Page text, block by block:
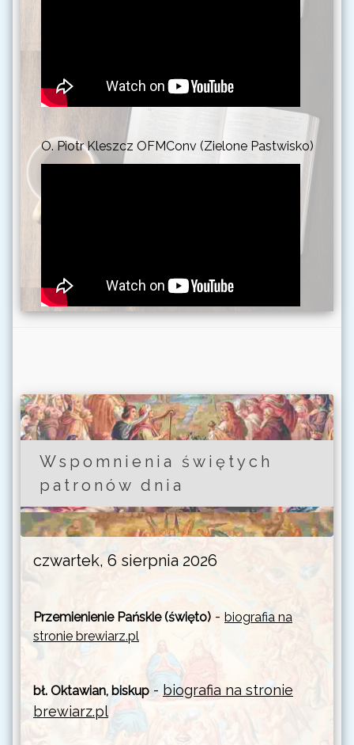
O. Piotr Kleszcz OFMConv (Zielone Pastwisko)
Wspomnienia świętych
patronów dnia
czwartek, 6 sierpnia 2026
Przemienienie Pańskie (święto) - biografia na
stronie brewiarz.pl
bł. Oktawian, biskup- biografia na stronie
brewiarz.pl